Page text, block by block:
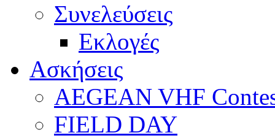
Συνελεύσεις
Εκλογές
Ασκήσεις
AEGEAN VHF
FIELD DAY